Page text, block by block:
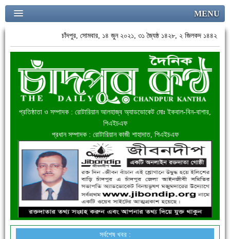
MENU
চাঁদপুর, সোমবার, ১৪ জুন ২০২১, ৩১ জ্যৈষ্ঠ ১৪২৮, ২ জিলকদ ১৪৪২
প্রতিষ্ঠাতা ও সম্পাদক : রোটারিয়ান আলহাজ্ব অ্যাডভোকেট মোঃ ইকবাল-বিন-বাশার,
পিএইচএফ
প্রধান সম্পাদক : রোটারিয়ান কাজী শাহাদাত, পিএইচএফ
সর্বশেষ খবর :